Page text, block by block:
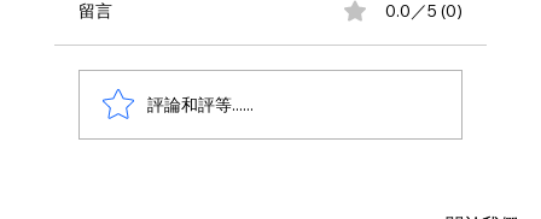
留言 0.0／5 (0)
評論和評等......